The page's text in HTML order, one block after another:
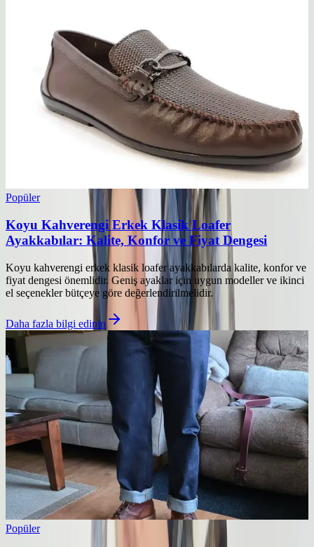
Popüler
Koyu Kahverengi Erkek Klasik Loafer
Ayakkabılar: Kalite, Konfor ve Fiyat Dengesi
Koyu kahverengi erkek klasik loafer ayakkabılarda kalite, konfor ve
fiyat dengesi önemlidir. Geniş ayaklar için uygun modeller ve ikinci
el seçenekler bütçeye göre değerlendirilmelidir.
Daha fazla bilgi edinin
Popüler